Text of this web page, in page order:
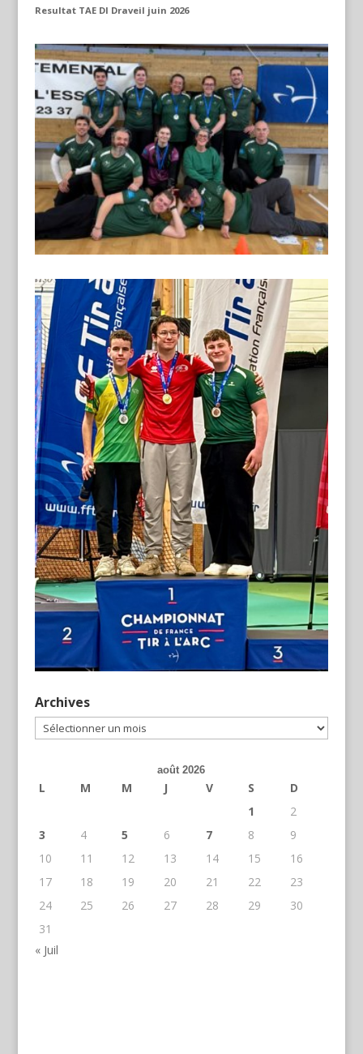
Resultat TAE DI Draveil juin 2026
Archives
Archives
août 2026
L M M J V S
D
1
2
3
4 5 6 7 8
9
10
11 12 13 14 15
16
17
18 19 20 21 22
23
24
25 26 27 28 29
30
31
« Juil